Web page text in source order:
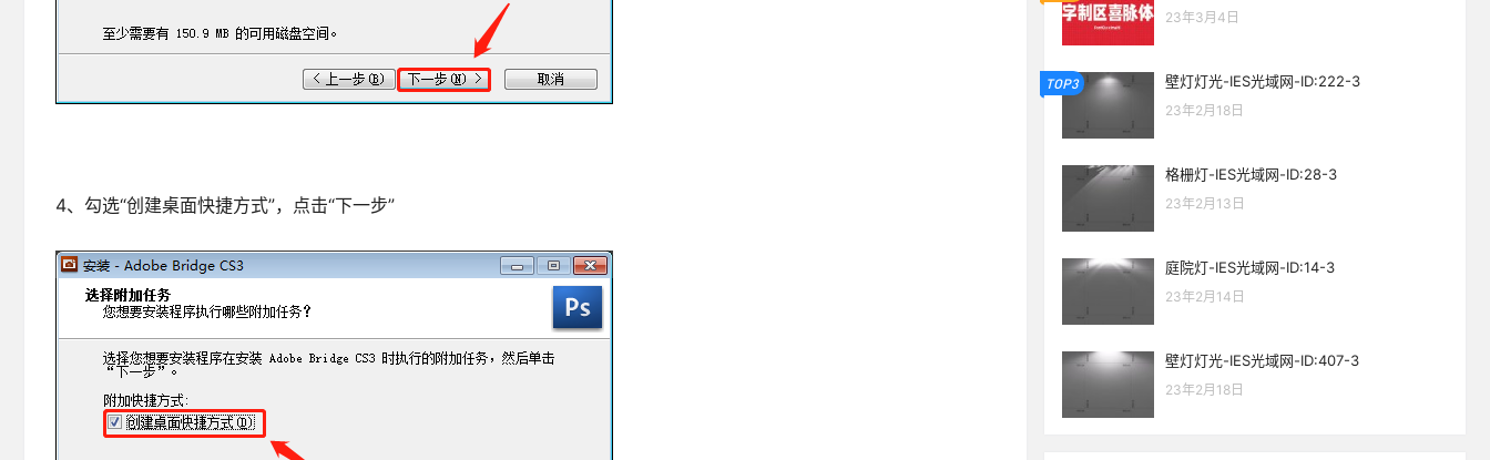
4、勾选“创建桌面快捷方式”，点击“下一步”
23年3月4日
TOP3 壁灯灯光-IES光域网-ID:222-3
23年2月18日
格栅灯-IES光域网-ID:28-3
23年2月13日
庭院灯-IES光域网-ID:14-3
23年2月14日
壁灯灯光-IES光域网-ID:407-3
23年2月18日
生活也美好了！
走路也有劲了！